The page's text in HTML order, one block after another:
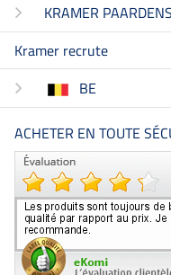
KRAMER
Kramer recrute
BE
ACHETER EN TOUTE